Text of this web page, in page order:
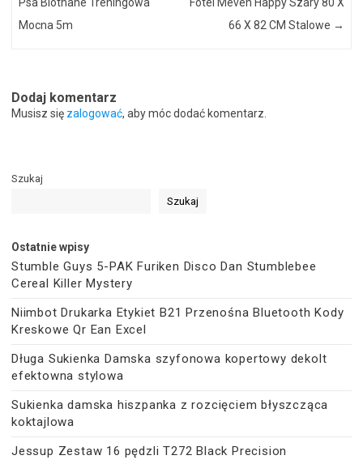
Mocna 5m
66 X 82 CM Stalowe →
Dodaj komentarz
Musisz się zalogować, aby móc dodać komentarz.
Szukaj
Szukaj
Ostatnie wpisy
Stumble Guys 5-PAK Furiken Disco Dan Stumblebee
Cereal Killer Mystery
Niimbot Drukarka Etykiet B21 Przenośna Bluetooth Kody
Kreskowe Qr Ean Excel
Długa Sukienka Damska szyfonowa kopertowy dekolt
efektowna stylowa
Sukienka damska hiszpanka z rozcięciem błyszcząca
koktajlowa
Jessup Zestaw 16 pędzli T272 Black Precision